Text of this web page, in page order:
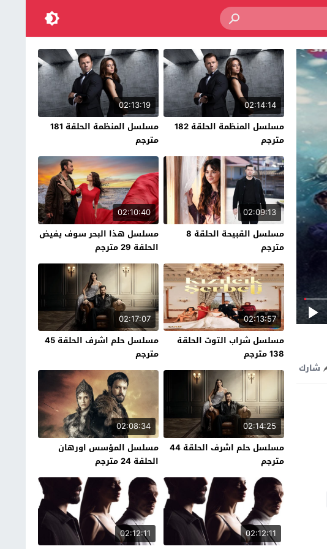
شارك
02:14:14
مسلسل المنظمة الحلقة 182
مترجم
02:13:19
مسلسل المنظمة الحلقة 181
مترجم
02:09:13
مسلسل القبيحة الحلقة 8
مترجم
02:10:40
مسلسل هذا البحر سوف يفيض
الحلقة 29 مترجم
02:13:57
مسلسل شراب التوت الحلقة
138 مترجم
02:17:07
مسلسل حلم اشرف الحلقة 45
مترجم
02:14:25
مسلسل حلم اشرف الحلقة 44
مترجم
02:08:34
مسلسل المؤسس اورهان
الحلقة 24 مترجم
02:12:11
02:12:11